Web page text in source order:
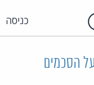
כניסה
הסכמים